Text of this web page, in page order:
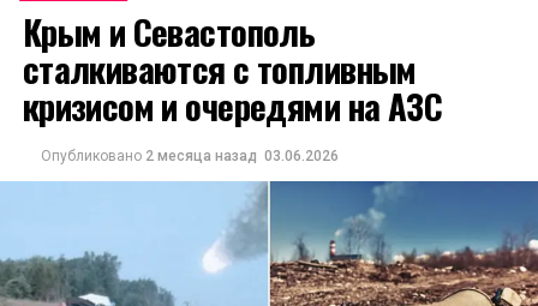
Крым и Севастополь
сталкиваются с топливным
кризисом и очередями на АЗС
Опубликовано 2 месяца назад 03.06.2026